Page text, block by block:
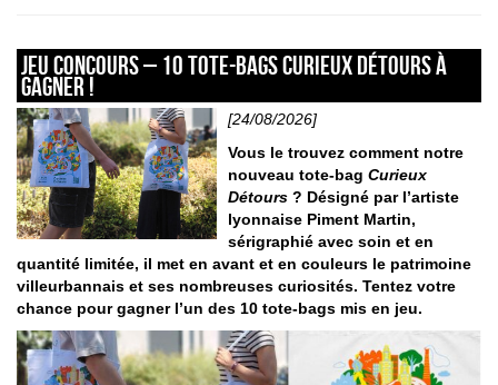
JEU CONCOURS – 10 tote-bags Curieux Détours à
gagner !
[24/08/2026]
Vous le trouvez comment notre
nouveau tote-bag Curieux
Détours? Désigné par l’artiste
lyonnaise Piment Martin,
sérigraphié avec soin et en
quantité limitée, il met en avant et en couleurs le patrimoine
villeurbannais et ses nombreuses curiosités. Tentez votre
chance pour gagner l’un des 10 tote-bags mis en jeu.